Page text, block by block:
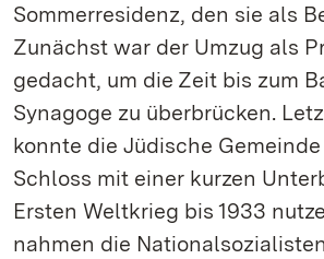
Sommerresidenz, den sie als
Zunächst war der Umzug als
gedacht, um die Zeit bis zum
Synagoge zu überbrücken.
konnte die Jüdische Gemeinde
Schloss mit einer kurzen
Ersten Weltkrieg bis 1933
nahmen die